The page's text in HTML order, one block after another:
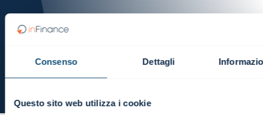
Consenso Dettagli
Questo sito web utilizza i cookie